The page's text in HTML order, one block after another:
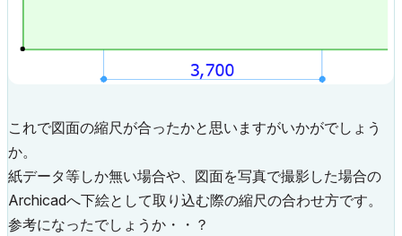
これで図面の縮尺が合ったかと思いますがいかがでしょう
か。
紙データ等しか無い場合や、図面を写真で撮影した場合の
Archicadへ下絵として取り込む際の縮尺の合わせ方です。
参考になったでしょうか・・？